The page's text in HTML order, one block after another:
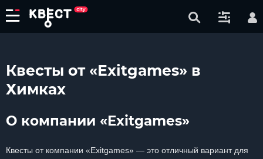
Квесты от «Exitgames» в
Химках
О компании «Exitgames»
Квесты от компании «Exitgames» — это отличный вариант для